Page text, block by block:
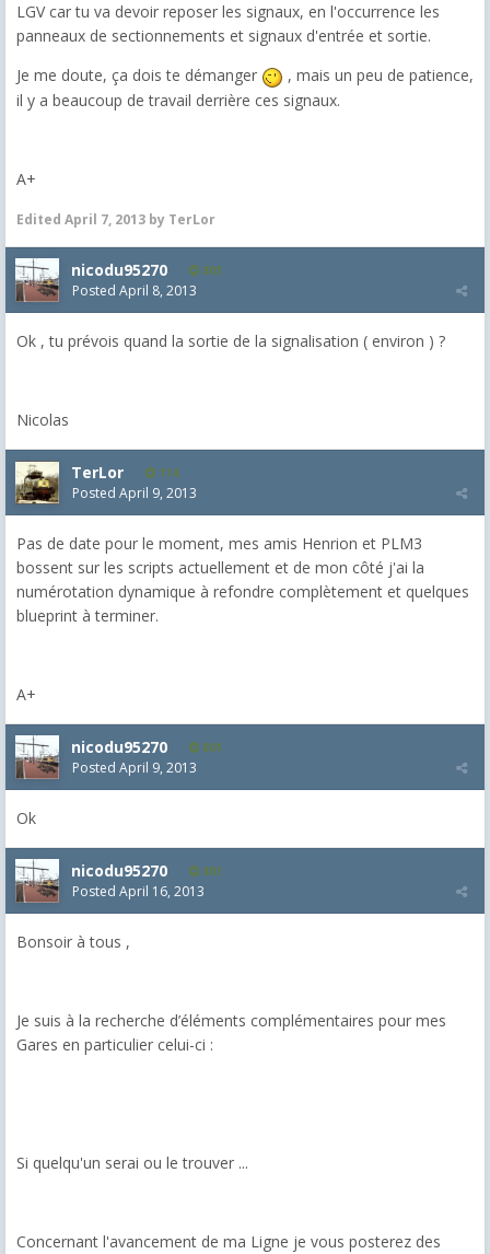
LGV car tu va devoir reposer les signaux, en l'occurrence les
panneaux de sectionnements et signaux d'entrée et sortie.
Je me doute, ça dois te démanger
, mais un peu de patience,
il y a beaucoup de travail derrière ces signaux.
A+
Edited April 7, 2013 by TerLor
nicodu95270 801
Posted April 8, 2013
Ok , tu prévois quand la sortie de la signalisation ( environ ) ?
Nicolas
TerLor 114
Posted April 9, 2013
Pas de date pour le moment, mes amis Henrion et PLM3
bossent sur les scripts actuellement et de mon côté j'ai la
numérotation dynamique à refondre complètement et quelques
blueprint à terminer.
A+
nicodu95270 801
Posted April 9, 2013
Ok
nicodu95270 801
Posted April 16, 2013
Bonsoir à tous ,
Je suis à la recherche d’éléments complémentaires pour mes
Gares en particulier celui-ci :
Si quelqu'un serai ou le trouver ...
Concernant l'avancement de ma Ligne je vous posterez des